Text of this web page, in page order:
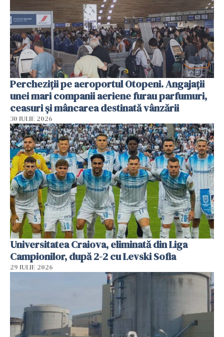
Percheziții pe aeroportul Otopeni. Angajații
unei mari companii aeriene furau parfumuri,
ceasuri și mâncarea destinată vânzării
30 IULIE 2026
Universitatea Craiova, eliminată din Liga
Campionilor, după 2-2 cu Levski Sofia
29 IULIE 2026